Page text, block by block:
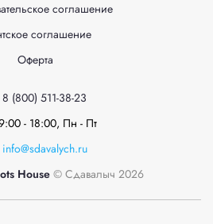
соглашение
соглашение
Оферта
8 (800) 511-38-23
- 18:00, Пн - Пт
info@sdavalych.ru
House © Сдавалыч 2026